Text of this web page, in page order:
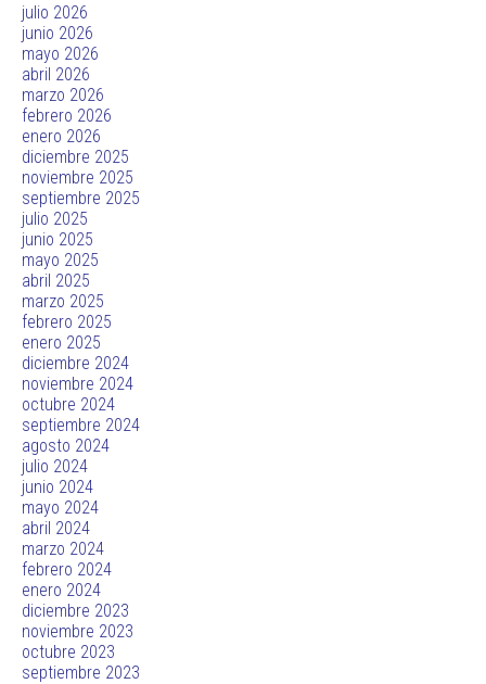
julio 2026
junio 2026
mayo 2026
abril 2026
marzo 2026
febrero 2026
enero 2026
diciembre 2025
noviembre 2025
septiembre 2025
julio 2025
junio 2025
mayo 2025
abril 2025
marzo 2025
febrero 2025
enero 2025
diciembre 2024
noviembre 2024
octubre 2024
septiembre 2024
agosto 2024
julio 2024
junio 2024
mayo 2024
abril 2024
marzo 2024
febrero 2024
enero 2024
diciembre 2023
noviembre 2023
octubre 2023
septiembre 2023